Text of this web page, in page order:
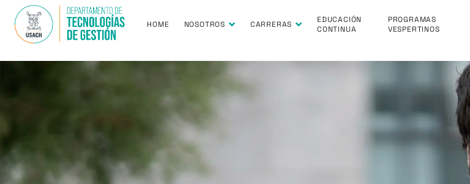
HOME NOSOTROS CARRERAS
EDUCACIÓN
CONTINUA
PROGRAMAS
VESPERTINOS